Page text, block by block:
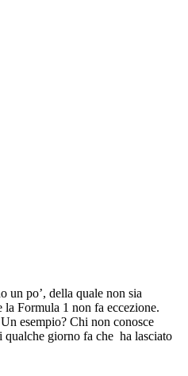
un po’, della quale non sia
la Formula 1 non fa eccezione.
esempio? Chi non conosce
qualche giorno fa che ha lasciato